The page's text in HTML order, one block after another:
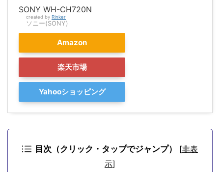
SONY WH-CH720N
created by Rinker
ソニー(SONY)
Amazon
楽天市場
Yahooショッピング
目次（クリック・タップでジャンプ） [非表
示]